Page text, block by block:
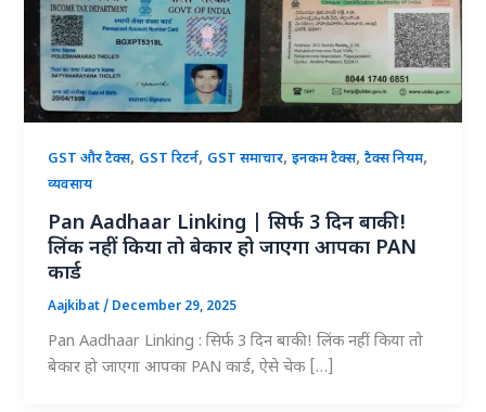
GST और टैक्स, GST रिटर्न, GST समाचार,इनकम टैक्स,टैक्स नियम,
व्यवसाय
Pan Aadhaar Linking | सिर्फ 3 दिन बाकी!
लिंक नहीं किया तो बेकार हो जाएगा आपका PAN
कार्ड
Aajkibat/ December 29, 2025
Pan Aadhaar Linking : सिर्फ 3 दिन बाकी! लिंक नहीं किया तो
बेकार हो जाएगा आपका PAN कार्ड, ऐसे चेक […]